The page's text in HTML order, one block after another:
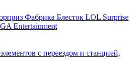
Фабрика Блесток LOL Surprise
Entertainment
с переездом и станцией,